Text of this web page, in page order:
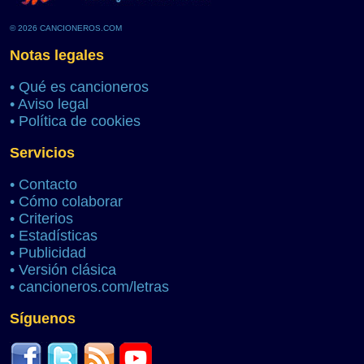
© 2026 CANCIONEROS.COM
Notas legales
• Qué es cancioneros
• Aviso legal
• Política de cookies
Servicios
• Contacto
• Cómo colaborar
• Criterios
• Estadísticas
• Publicidad
• Versión clásica
• cancioneros.com/letras
Síguenos